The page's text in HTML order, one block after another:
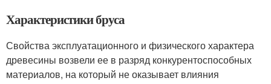
Характеристики бруса
Свойства эксплуатационного и физического характера
древесины возвели ее в разряд конкурентоспособных
материалов, на который не оказывает влияния